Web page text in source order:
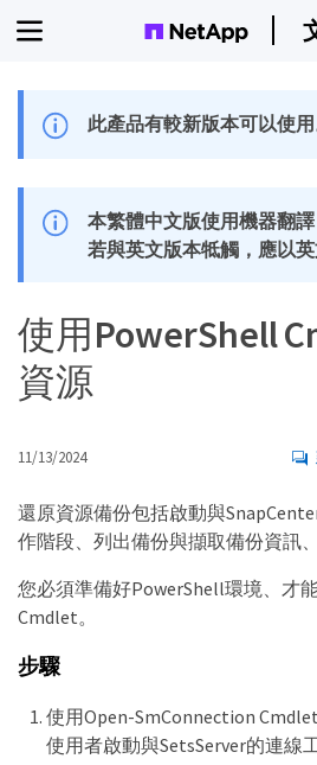
此產品有較新版本可以使用
本繁體中文版使用機器翻
若與英文版本牴觸，應以英
使用PowerShell
資源
11/13/2024
還原資源備份包括啟動與
作階段、列出備份與擷取備份資訊
您必須準備好PowerShell環境、才
Cmdlet。
步驟
使用Open-SmConnection
使用者啟動與SetsServer的連線